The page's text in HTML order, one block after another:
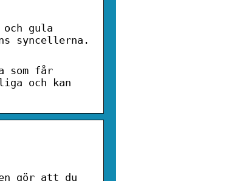
gula
syncellerna.
som får
och kan
gör att du